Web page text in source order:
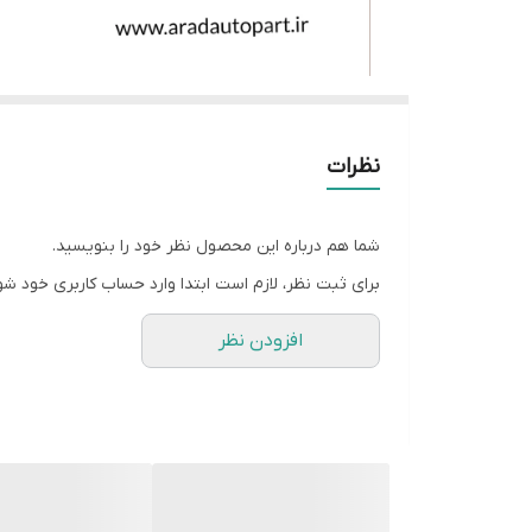
نظرات
شما هم درباره این محصول نظر خود را بنویسید.
برای ثبت نظر، لازم است ابتدا وارد حساب کاربری خود
افزودن نظر